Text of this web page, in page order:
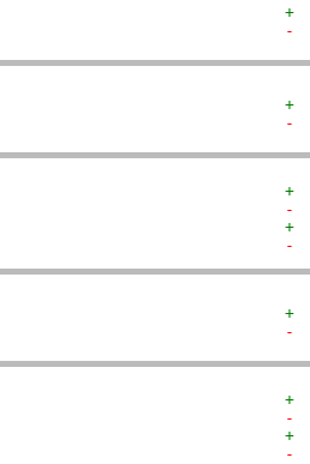
+
-
+
-
+
-
+
-
+
-
+
-
+
-